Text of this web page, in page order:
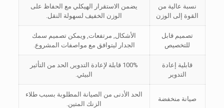
نسبة عالية من
القوة إلى الوزن
يضمن الاستقرار الهيكلي مع الحفاظ على
الوزن الخفيف لسهولة النقل.
تصميم قابل
للتخصيص
الأشكال, مرتفعات, ويمكن تصميم سمك
الجدار ليتوافق مع مواصفات المشروع.
قابلية إعادة
التدوير
100% قابلة لإعادة التدوير, الحد من التأثير
البيئي.
صيانة منخفضة
الحد الأدنى من الصيانة المطلوبة بسبب طلاء
الزنك المتين.